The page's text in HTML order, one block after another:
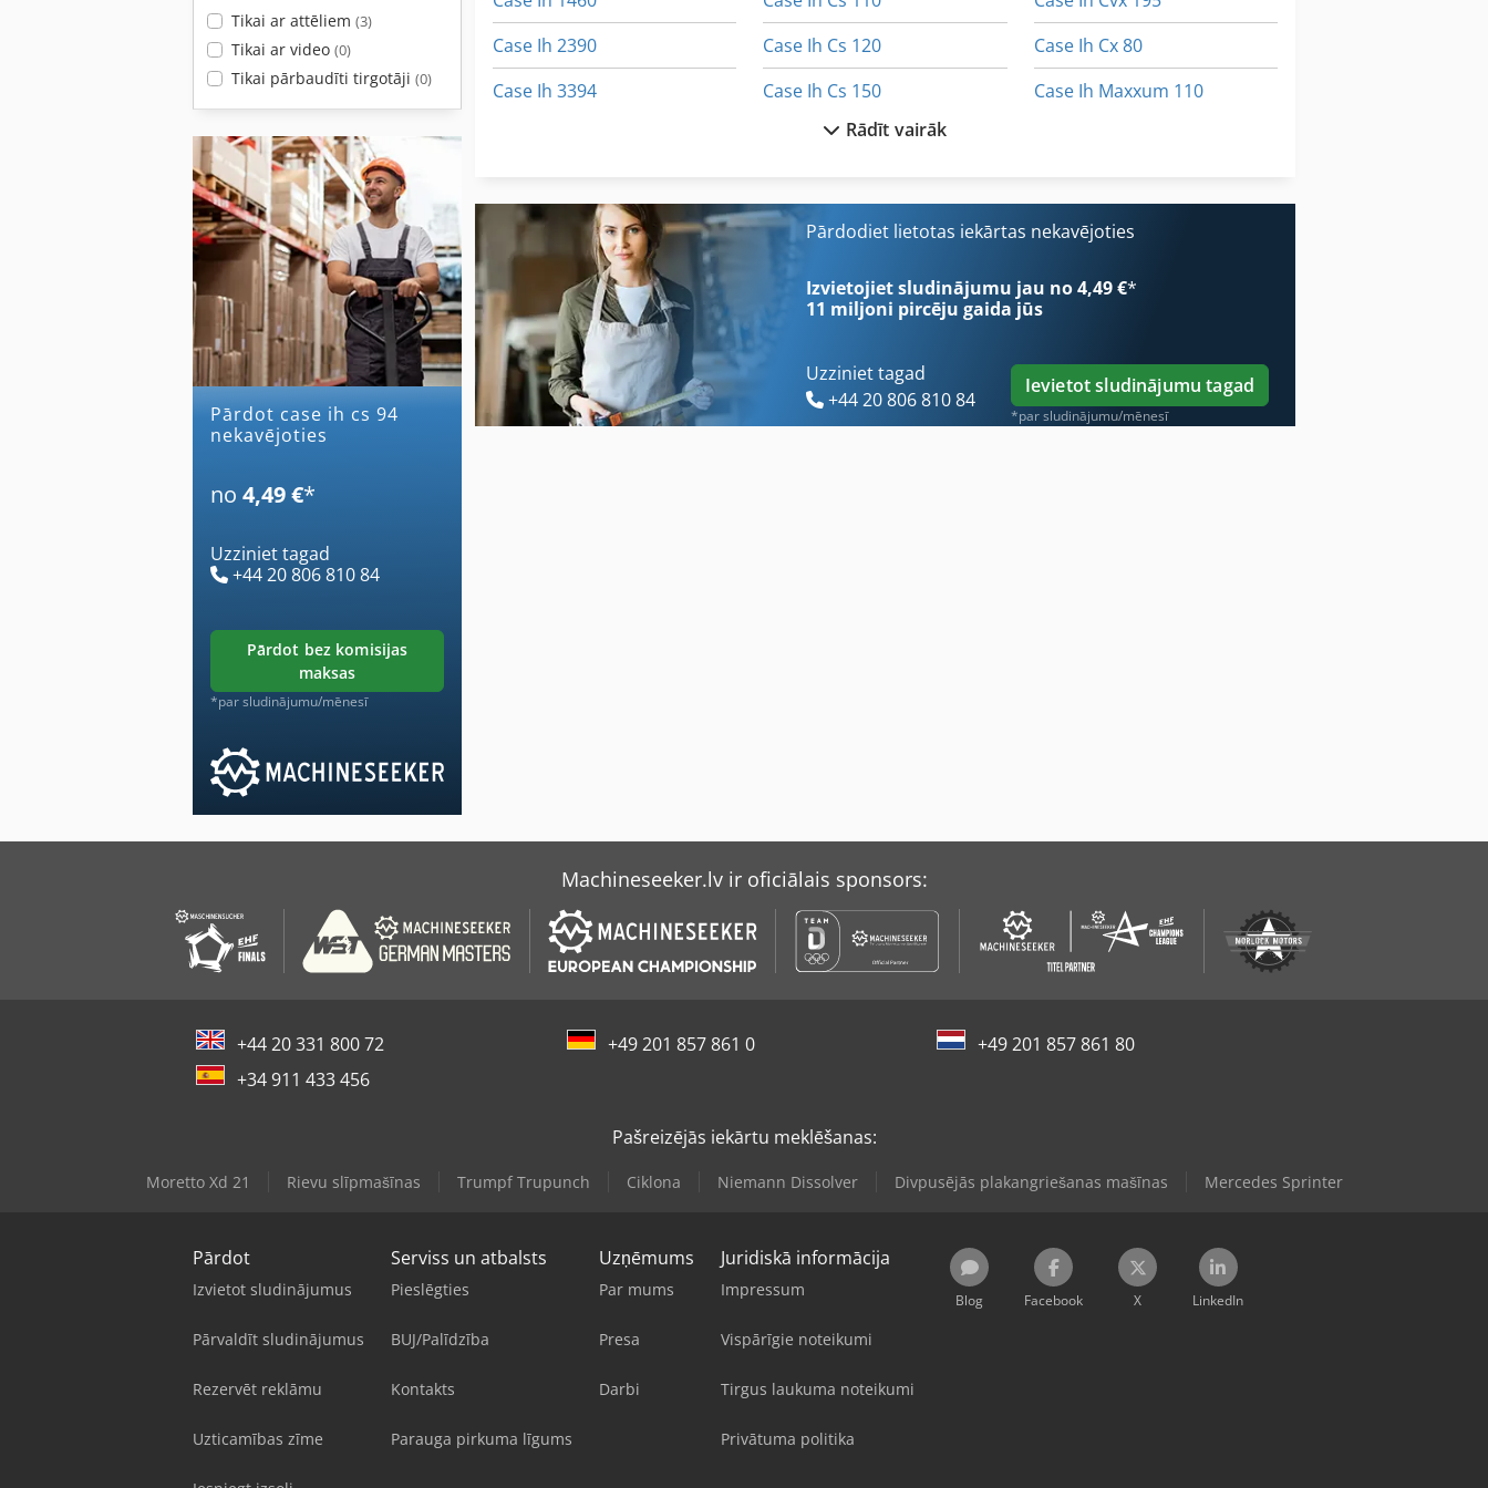
Tikai ar attēliem (3)
Tikai ar video (0)
Tikai pārbaudīti tirgotāji (0)
Pārdot case ih cs 94
nekavējoties
no 4,49 €*
Uzziniet tagad
+44 20 806 810 84
pārdot bez komisijas
maksas
*par sludinājumu/mēnesī
Case Ih 2390
Case Ih 3394
Case Ih 8930
Case Ih 9230
Case Ih Cs 120
Case Ih Cs 150
Case Ih Cs 86
Case Ih Cvx 1170
Case Ih Cx 80
Case Ih Maxxum 110
Rādīt vairāk
Pārdodiet lietotas iekārtas nekavējoties
Izvietojiet sludinājumu jau no 4,49 €*
11 miljoni pircēju gaida jūs
Uzziniet tagad
+44 20 806 810 84
Ievietot sludinājumu tagad
*par sludinājumu/mēnesī
Machineseeker.lv ir oficiālais sponsors:
+44 20 331 800 72 +49 201 857 861 0
+49 201 857 861 80
+34 911 433 456
Pašreizējās iekārtu meklēšanas:
Moretto Xd 21 Rievu slīpmašīnas Trumpf Trupunch Ciklona Niemann Dissolver Divpusējās plakangriešanas mašīnas Mercedes Sprinter
Pārdot
Izvietot sludinājumus
Pārvaldīt sludinājumus
Rezervēt reklāmu
Uzticamības zīme
Serviss un atbalsts
Pieslēgties
BUJ/Palīdzība
Kontakts
Parauga pirkuma līgums
Uzņēmums
Par mums
Presa
Darbi
Juridiskā informācija
Impressum
Vispārīgie noteikumi
Tirgus laukuma noteikumi
Privātuma politika
Blog Facebook X LinkedIn